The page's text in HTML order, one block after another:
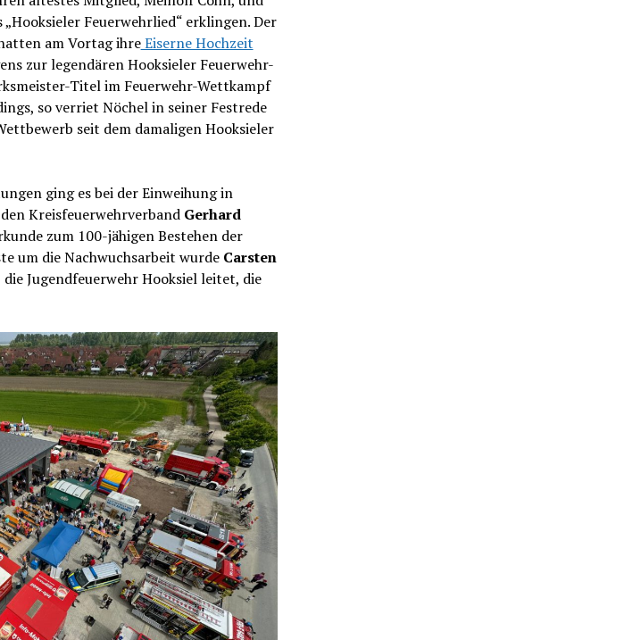
Feuerwehrlied“ erklingen. Der
am Vortag ihreEiserne Hochzeit
zur legendären Hooksieler Feuerwehr-
Titel im Feuerwehr-Wettkampf
so verriet Nöchel in seiner Festrede
seit dem damaligen Hooksieler
ging es bei der Einweihung in
Kreisfeuerwehrverband Gerhard
zum 100-jähigen Bestehen der
um die Nachwuchsarbeit wurde Carsten
Jugendfeuerwehr Hooksiel leitet, die